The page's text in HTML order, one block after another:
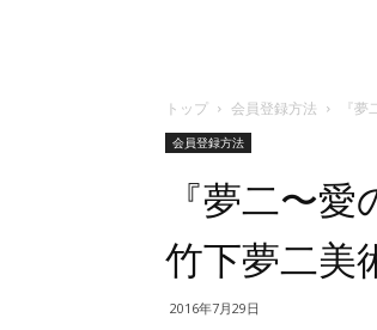
トップ 会員登録方法 『
会員登録方法
『夢二〜
竹下夢二美
2016年7月29日